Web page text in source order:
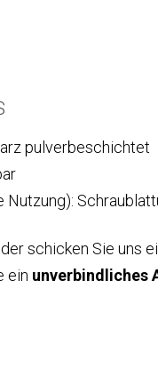
pulverbeschichtet
schicken Sie uns
ein unverbindliches